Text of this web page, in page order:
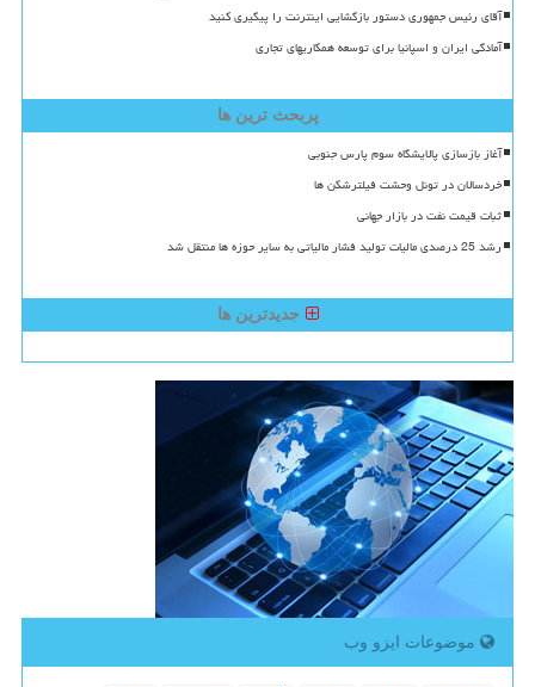
آقای رئیس جمهوری دستور بازگشایی اینترنت را پیگیری کنید
آمادگی ایران و اسپانیا برای توسعه همکاریهای تجاری
پربحث ترین ها
آغاز بازسازی پالایشگاه سوم پارس جنوبی
خردسالان در تونل وحشت فیلترشکن ها
ثبات قیمت نفت در بازار جهانی
رشد 25 درصدی مالیات تولید فشار مالیاتی به سایر حوزه ها منتقل شد
جدیدترین ها
موضوعات ایزو وب